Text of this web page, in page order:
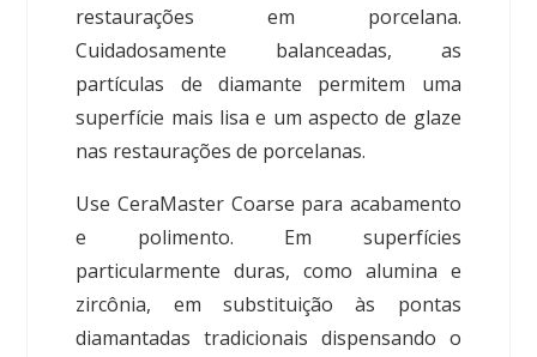
restaurações em porcelana.
Cuidadosamente balanceadas, as
partículas de diamante permitem uma
superfície mais lisa e um aspecto de glaze
nas restaurações de porcelanas.
Use CeraMaster Coarse para acabamento
e polimento. Em superfícies
particularmente duras, como alumina e
zircônia, em substituição às pontas
diamantadas tradicionais dispensando o